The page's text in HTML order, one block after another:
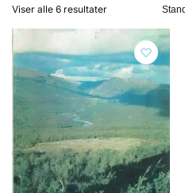
Viser alle 6 resultater